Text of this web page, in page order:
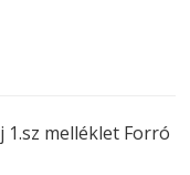
melléklet Forró